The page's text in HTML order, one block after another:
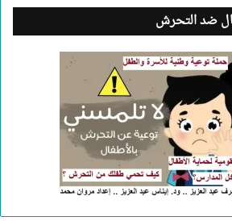
ضد التحرش